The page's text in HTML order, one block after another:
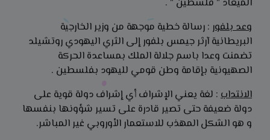
الميعاد " فلسطين " .
وعد بلفور : رسالة خطية موجهة من وزير الخارجية
البريطانية آرثر جيمس بلفور إلى الثري اليهودي روتشيلد
تضمنت وعدا باسم جلالة الملك بمساعدة الحركة
الصهيونية بإقامة وطن قومي لليهود بفلسطين .
الانتداب : لغة يعني الإشراف أي إشراف دولة قوية على
دولة ضعيفة حتى تصير قادرة على تسير شؤونها بنفسها
و هو الشكل المهذب للاستعمار الأوروبي غير المباشر.